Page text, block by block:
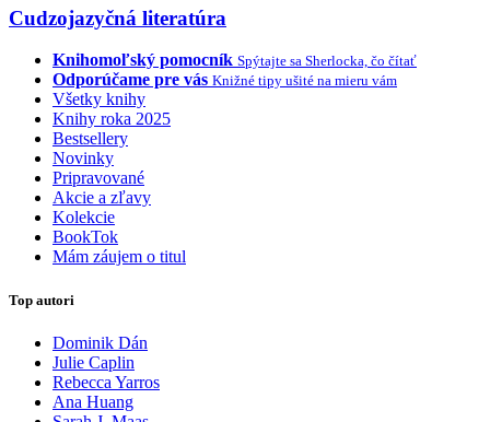
Cudzojazyčná literatúra
Knihomoľský pomocník Spýtajte sa Sherlocka, čo čítať
Odporúčame pre vás Knižné tipy ušité na mieru vám
Všetky knihy
Knihy roka 2025
Bestsellery
Novinky
Pripravované
Akcie a zľavy
Kolekcie
BookTok
Mám záujem o titul
Top autori
Dominik Dán
Julie Caplin
Rebecca Yarros
Ana Huang